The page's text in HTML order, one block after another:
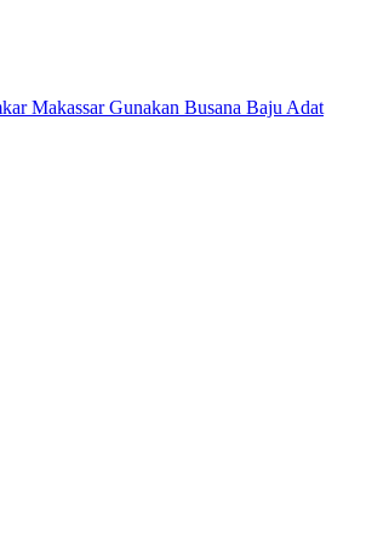
Makassar Gunakan Busana Baju Adat